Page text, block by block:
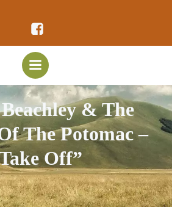
al
contenuto
& The
The Potomac –
Off”